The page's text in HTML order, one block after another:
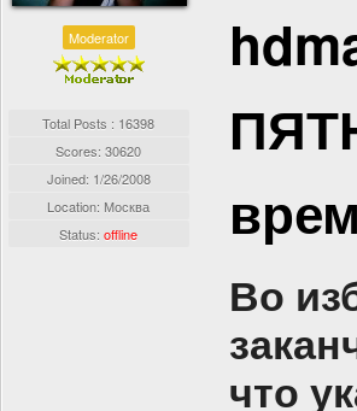
Moderator
Total Posts : 16398
Scores: 30620
Joined: 1/26/2008
Location: Москва
Status:offline
Во
что